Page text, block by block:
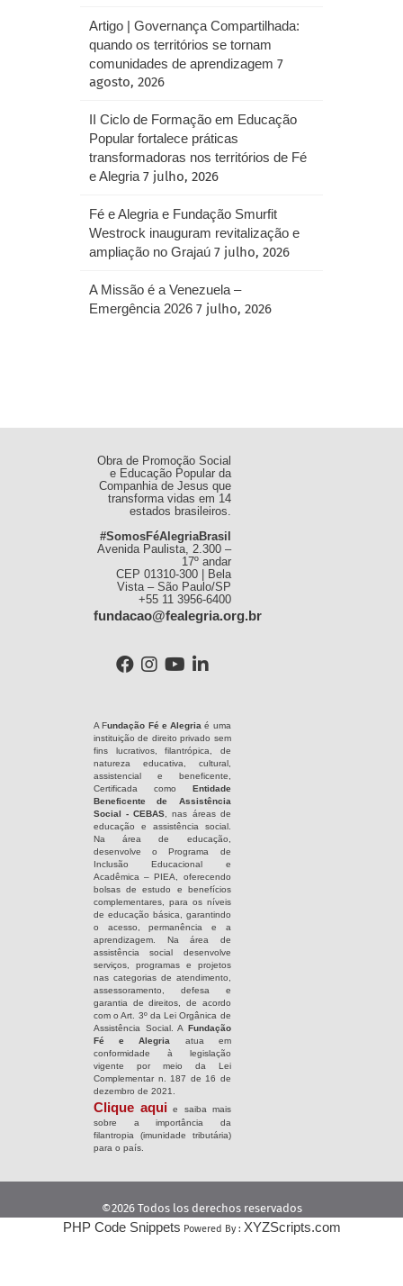
Artigo | Governança Compartilhada:
quando os territórios se tornam
comunidades de aprendizagem 7
agosto, 2026
II Ciclo de Formação em Educação
Popular fortalece práticas
transformadoras nos territórios de Fé
e Alegria 7 julho, 2026
Fé e Alegria e Fundação Smurfit
Westrock inauguram revitalização e
ampliação no Grajaú 7 julho, 2026
A Missão é a Venezuela –
Emergência 2026 7 julho, 2026
Obra de Promoção Social
e Educação Popular da
Companhia de Jesus que
transforma vidas em 14
estados brasileiros.
#SomosFéAlegriaBrasil
Avenida Paulista, 2.300 –
17º andar
CEP 01310-300 | Bela
Vista – São Paulo/SP
+55 11 3956-6400
fundacao@fealegria.org.br
A Fundação Fé e Alegria é uma
instituição de direito privado sem
fins lucrativos, filantrópica, de
natureza educativa, cultural,
assistencial e beneficente,
Certificada como Entidade
Beneficente de Assistência
Social - CEBAS, nas áreas de
educação e assistência social.
Na área de educação,
desenvolve o Programa de
Inclusão Educacional e
Acadêmica – PIEA, oferecendo
bolsas de estudo e benefícios
complementares, para os níveis
de educação básica, garantindo
o acesso, permanência e a
aprendizagem. Na área de
assistência social desenvolve
serviços, programas e projetos
nas categorias de atendimento,
assessoramento, defesa e
garantia de direitos, de acordo
com o Art. 3º da Lei Orgânica de
Assistência Social. A Fundação
Fé e Alegria atua em
conformidade à legislação
vigente por meio da Lei
Complementar n. 187 de 16 de
dezembro de 2021.
Clique aqui e saiba mais
sobre a importância da
filantropia (imunidade tributária)
para o país.
©2026 Todos los derechos reservados
PHP Code Snippets Powered By : XYZScripts.com